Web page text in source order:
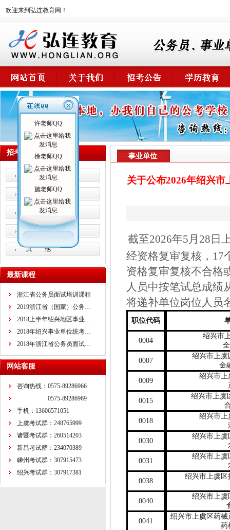
欢迎来到弘连教育网！
招考公告
公 务 员
事业单位
卫生系统
教师招考
其 他
最新课程
浙江省公务员面试培训课程
2019浙江省（国家）公务…
2018上半年绍兴地区事业…
2018年绍兴事业单位统考…
2018年浙江省公务员面试…
网站客服
咨询热线：0575-89286966
0575-89286969
手机：13606571051
上虞考试群：248765999
诸暨考试群：260514203
新昌考试群：234070389
嵊州考试群：307915473
绍兴考试群：307917381
事业单位
关于公布2026年绍兴
截至2026年5月 28 日
经资格复审复核 ， 17
资格复审复核不合格
人员中按笔试总成绩
将递补单位岗位 人员
职位代码
0004
绍兴市
0007
绍兴市上虞
金
0009
绍兴市上
0015
绍兴市上虞
0018
绍兴市上
0030
绍兴市上虞
0031
绍兴市上虞
0038
绍兴市上虞
0040
绍兴市上虞
0041
绍兴市上虞区药
药
许老师QQ
徐老师QQ
施老师QQ